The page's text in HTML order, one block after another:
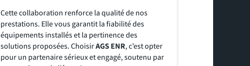
Cette collaboration renforce la qualité de nos
prestations. Elle vous garantit la fiabilité des
équipements installés et la pertinence des
solutions proposées. ChoisirAGS ENR, c’est opter
pour un partenaire sérieux et engagé, soutenu par